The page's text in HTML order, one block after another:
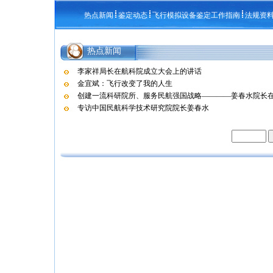
热点新闻 鉴定动态 飞行模拟设备鉴定工作指南 法规资
热点新闻
李家祥局长在航科院成立大会上的讲话
金宜斌：飞行改变了我的人生
创建一流科研院所、服务民航强国战略————姜春水院长
专访中国民航科学技术研究院院长姜春水